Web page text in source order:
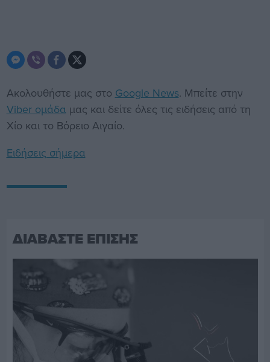
Ακολουθήστε μας στο Google News. Μπείτε στην
Viber ομάδα μας και δείτε όλες τις ειδήσεις από τη
Χίο και το Βόρειο Αιγαίο.
Ειδήσεις σήμερα
ΔΙΑΒΑΣΤΕ ΕΠΙΣΗΣ